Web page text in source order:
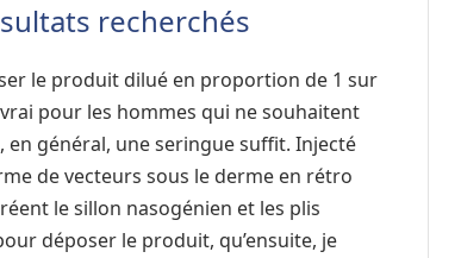
recherchés
le produit dilué en proportion de 1 sur
pour les hommes qui ne souhaitent
général, une seringue suffit. Injecté
de vecteurs sous le derme en rétro
le sillon nasogénien et les plis
déposer le produit, qu’ensuite, je